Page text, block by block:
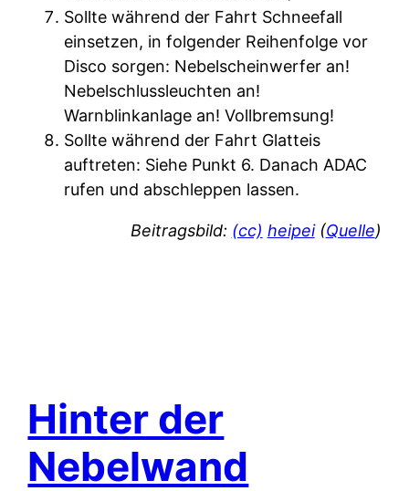
Sollte während der Fahrt Schneefall
einsetzen, in folgender Reihenfolge vor
Disco sorgen: Nebelscheinwerfer an!
Nebelschlussleuchten an!
Warnblinkanlage an! Vollbremsung!
Sollte während der Fahrt Glatteis
auftreten: Siehe Punkt 6. Danach ADAC
rufen und abschleppen lassen.
Beitragsbild: (cc) heipei(Quelle)
Hinter der
Nebelwand